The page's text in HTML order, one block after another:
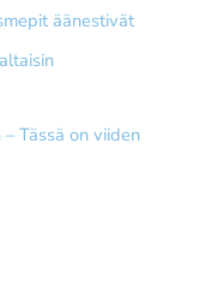
äänestivät
Tässä on viiden